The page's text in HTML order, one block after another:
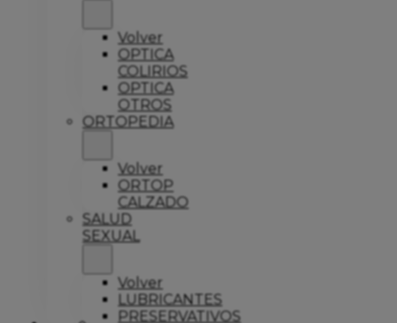
Volver
OPTICA
COLIRIOS
OPTICA
OTROS
ORTOPEDIA
Volver
ORTOP
CALZADO
SALUD
SEXUAL
Volver
LUBRICANTES
PRESERVATIVOS